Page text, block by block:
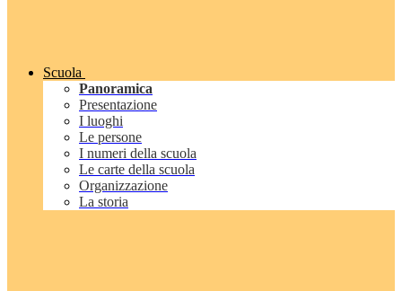
Scuola
Panoramica
Presentazione
I luoghi
Le persone
I numeri della scuola
Le carte della scuola
Organizzazione
La storia